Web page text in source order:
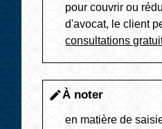
pour couvrir ou
d'avocat, le client
consultations
editÀ noter
en matière de